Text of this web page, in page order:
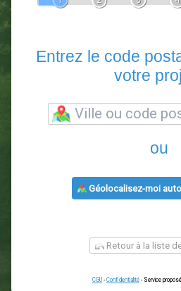
En 5 minutes,
2 3
Entrez le